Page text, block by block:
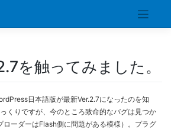
を触ってみました。
日本語版が最新Ver.2.7になったのを知
くりですが、今のところ致命的なバグは見つか
ローダーはFlash側に問題がある模様）。プラグ